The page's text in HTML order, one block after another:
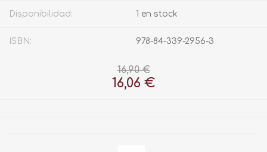
Disponibilidad: 1 en stock
ISBN: 978-84-339-2956-3
16,90 €
16,06 €